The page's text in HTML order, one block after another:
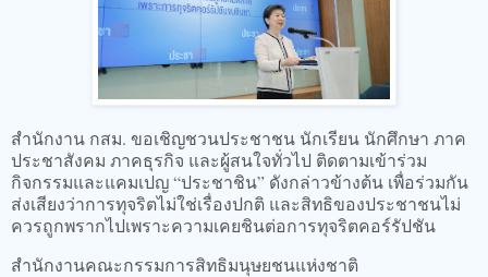
สำนักงาน กสม. ขอเชิญชวนประชาชน นักเรียน นักศึกษา ภาค
ประชาสังคม ภาคธุรกิจ และผู้สนใจทั่วไป ติดตามเข้าร่วม
กิจกรรมและแคมเปญ “ประชาชิน” ดังกล่าวข้างต้น เพื่อร่วมกัน
ส่งเสียงว่าการทุจริตไม่ใช่เรื่องปกติ และสิทธิของประชาชนไม่
ควรถูกพรากไปเพราะความเคยชินต่อการทุจริตคอร์รัปชัน
สำนักงานคณะกรรมการสิทธิมนุษยชนแห่งชาติ